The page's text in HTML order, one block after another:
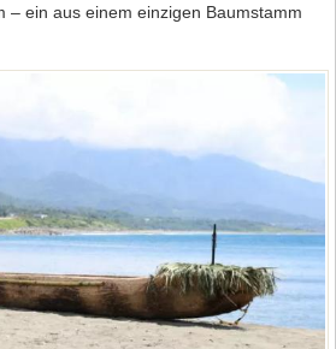
– ein aus einem einzigen Baumstamm